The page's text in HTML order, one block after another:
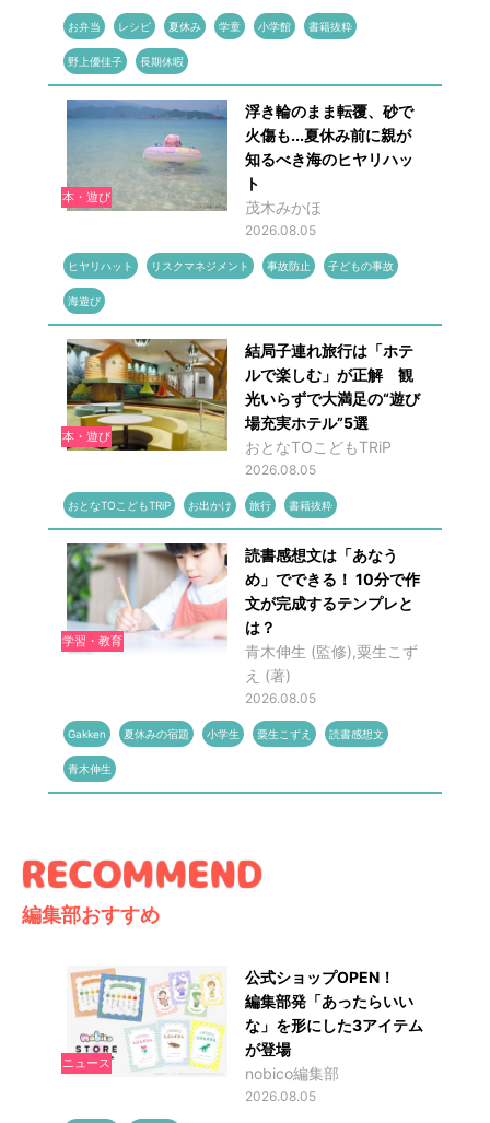
お弁当 レシピ 夏休み 学童 小学館 書籍抜粋
野上優佳子 長期休暇
本・遊び
浮き輪のまま転覆、砂で
火傷も...夏休み前に親が
知るべき海のヒヤリハッ
ト
茂木みかほ
2026.08.05
ヒヤリハット リスクマネジメント 事故防止 子どもの事故
海遊び
本・遊び
結局子連れ旅行は「ホテ
ルで楽しむ」が正解 観
光いらずで大満足の“遊び
場充実ホテル”5選
おとなTOこどもTRiP
2026.08.05
おとなTOこどもTRiP お出かけ 旅行 書籍抜粋
学習・教育
読書感想文は「あなう
め」でできる！ 10分で作
文が完成するテンプレと
は？
青木伸生 (監修),粟生こず
え (著)
2026.08.05
Gakken 夏休みの宿題 小学生 粟生こずえ 読書感想文
青木伸生
編集部おすすめ
ニュース
公式ショップOPEN！
編集部発「あったらいい
な」を形にした3アイテム
が登場
nobico編集部
2026.08.05